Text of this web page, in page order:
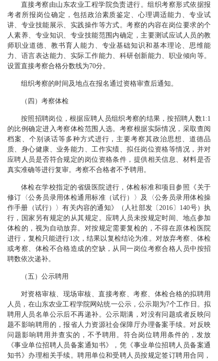
直接考察由山东农业工程学院负责进行。组织考察形式依据报
考者所报岗位确定，包括政治素质鉴定、心理调适能力、专业试
讲、专业技能展示、实践操作等方式。考察的内容在岗位要求的个
人素养、专业知识、专业技能范围内确定，主要测试应试人员的教
师职业道德、教书育人能力、专业基础知识和基本理论、思维能
力、语言表达能力、实际工作能力、科研创新能力、职业倾向等。
设置直接考察合格分数线为70分。
组织考察的时间及地点在报名通过资格审查后通知。
（四）考察体检
按照招聘岗位，根据应聘人员组织考察的结果，按招聘人数1:1
的比例确定进入考察体检范围人选。考察根据实际情况，采取查阅
档案、个别谈话等多种方式进行，主要考察其政治思想、道德品
质、身心健康、业务能力、工作实绩、拟任岗位资格等情况，并对
应聘人员是否符合规定的岗位资格条件，提供相关信息、材料是否
真实准确等进行复审。考察不合格者不予聘用。
体检在学校指定的省级医院进行，体检标准和项目参照《关于
修订〈公务员录用体检通用标准（试行）〉及〈公务员录用体检操
作手册（试行）〉有关内容的通知》（人社部发〔2016〕140号）执
行，国家另有规定的从其规定。应聘人员未按规定时间、地点参加
体检的，视为自动放弃。对按规定需要复检的，不得在原体检医院
进行，复检只能进行1次，结果以复检结论为准。对放弃考察、体检
或考察、体检不合格造成的空缺，从同一岗位考察合格人员中按招
聘数依次递补。
（五）公示聘用
对资格审核、现场审核、直接考察、考察、体检合格的拟聘用
人员，在山东农业工程学院网站统一公示，公示期为7个工作日。拟
聘用人员名单公示后不再递补。公示期满，对没有问题或者反映问
题不影响聘用的，报省人力资源社会保障厅办理备案手续。对反映
问题影响聘用并查实的，不予聘用。符合岗位聘用条件的，发放
《事业单位招聘人员备案通知书》，凭《事业单位招聘人员备案通
知书》办理相关手续。聘用单位和受聘人员按规定签订聘用合同，